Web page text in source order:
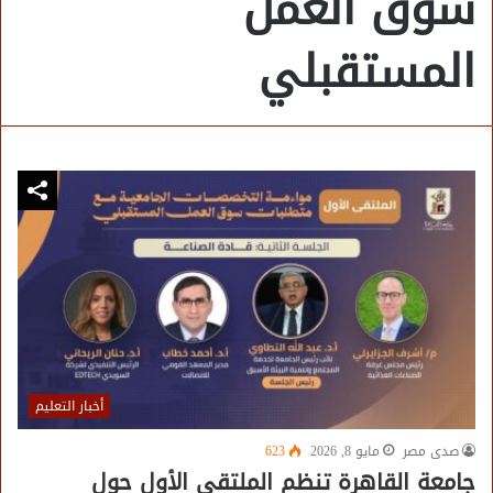
المستقبلي
أخبار التعليم
صدى مصر
مايو 8, 2026 623
جامعة القاهرة تنظم الملتقى الأول حول